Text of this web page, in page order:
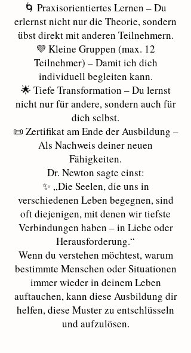
🌀 Praxisorientiertes Lernen – Du
erlernst nicht nur die Theorie, sondern
übst direkt mit anderen Teilnehmern.
💜 Kleine Gruppen (max. 12
Teilnehmer) – Damit ich dich
individuell begleiten kann.
🌟 Tiefe Transformation – Du lernst
nicht nur für andere, sondern auch für
dich selbst.
📜 Zertifikat am Ende der Ausbildung –
Als Nachweis deiner neuen
Fähigkeiten.
Dr. Newton sagte einst:
✨ „Die Seelen, die uns in
verschiedenen Leben begegnen, sind
oft diejenigen, mit denen wir tiefste
Verbindungen haben – in Liebe oder
Herausforderung.“
Wenn du verstehen möchtest, warum
bestimmte Menschen oder Situationen
immer wieder in deinem Leben
auftauchen, kann diese Ausbildung dir
helfen, diese Muster zu entschlüsseln
und aufzulösen.